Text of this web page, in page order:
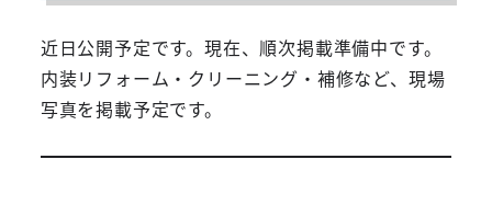
近日公開予定です。現在、順次掲載準備中です。
内装リフォーム・クリーニング・補修など、現場
写真を掲載予定です。